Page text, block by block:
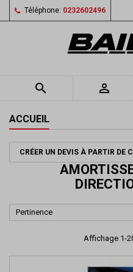
Téléphone: 0232602496
 
ACCUEIL
CRÉER UN DEVIS À PARTIR DE
Pertinence
Affichage 1-